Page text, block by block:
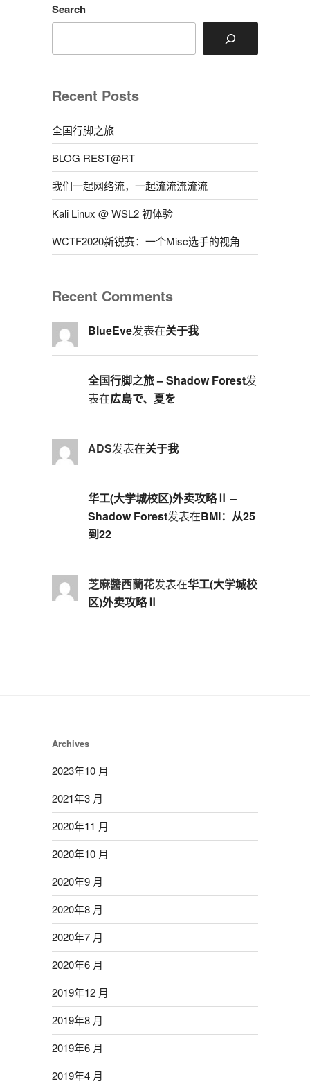
Search
Recent Posts
全国行脚之旅
BLOG REST@RT
我们一起网络流，一起流流流流流
Kali Linux @ WSL2 初体验
WCTF2020新锐赛：一个Misc选手的视角
Recent Comments
BlueEve发表在关于我
全国行脚之旅 – Shadow Forest发
表在広島で、夏を
ADS发表在关于我
华工(大学城校区)外卖攻略Ⅱ –
Shadow Forest发表在BMI：从25
到22
芝麻醬西蘭花发表在华工(大学城校
区)外卖攻略Ⅱ
Archives
2023年10 月
2021年3 月
2020年11 月
2020年10 月
2020年9 月
2020年8 月
2020年7 月
2020年6 月
2019年12 月
2019年8 月
2019年6 月
2019年4 月